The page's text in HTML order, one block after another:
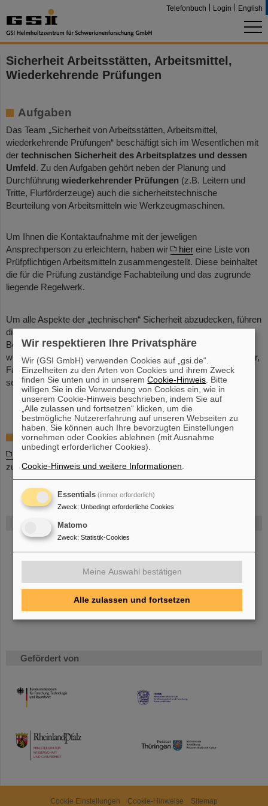
Telefonbuch Login English
Gefördert von
HMWK
TMWWDG
Sicherheit Arbeitsstätten, Arbeitsmittel,
Wiederkehrende Prüfungen
Aufgaben
Das Team „Sicherheit von Arbeitsstätten, Arbeitsmittel,
wiederkehrende Prüfungen“ beschäftigt sich im Wesentlichen mit
der technischen Sicherheit des Arbeitsplatzes und dessen
Umfeld. Zu den Aufgaben gehört neben der Planung und
Durchführung wiederkehrender Prüfungen (z.B. Leitern und
Tritte, Flurförderzeuge) auch die sicherheitstechnische
Beurteilung von Arbeitsmitteln wie Werkzeugmaschinen.
Um Ihnen die Kontaktaufnahme mit der jeweligen
Ansprechperson zu erleichtern, haben wir
hier eine Liste von
Prüfpflichtigen Arbeitsmitteln zusammengestellt. Diese beinhaltet
die für die Prüfung zuständige Fachabteilung und das zugrunde
liegende Regelwerk.
Um alle Aspekte der „technischen“ Sicherheit abzudecken, führen
die Mitarbeiter auchBeratungen und Unterweisungenim
Bereich persönliche Schutzausrüstung („PSA“) durch, weiterhin
werden spezielle Unterweisungen für Mitarbeiter (z.B. Kranführer,
Fahrer und Bediener von Flurförderzeugen) organisiert oder
selbst durchgeführt.
Downloads
Liste der Prüfpflichtigen Arbeitsmittel
zuständigen Fachabteilung
Cookie Einstellungen Cookie-Hinweise Sitemap
Wir respektieren Ihre Privatsphäre
Wir (GSI GmbH) verwenden Cookies auf „gsi.de“.
Einzelheiten zu den Arten von Cookies und ihrem Zweck
finden Sie unten und in unseremCookie-Hinweis . Bitte
willigen Sie in die Verwendung von Cookies ein, wie in
unserem Cookie-Hinweis beschrieben, indem Sie auf
„Alle zulassen und fortsetzen“ klicken, um die
bestmögliche Nutzererfahrung auf unseren Webseiten zu
haben. Sie können auch Ihre bevorzugten Einstellungen
vornehmen oder Cookies ablehnen (mit Ausnahme
unbedingt erforderlicher Cookies).
Cookie-Hinweis und weitere Informationen
Essentials (immer erforderlich)
Zweck: Unbedingt erforderliche Cookies
Matomo
Zweck: Statistik-Cookies
Meine Auswahl bestätigen
Alle zulassen und fortsetzen